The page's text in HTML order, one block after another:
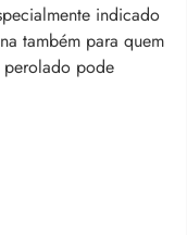
indicado
também para quem
pode